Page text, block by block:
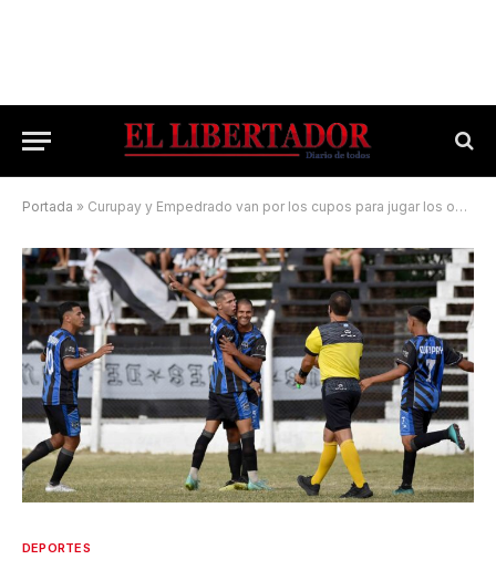
Portada » Curupay y Empedrado van por los cupos para jugar los octavos de final
DEPORTES